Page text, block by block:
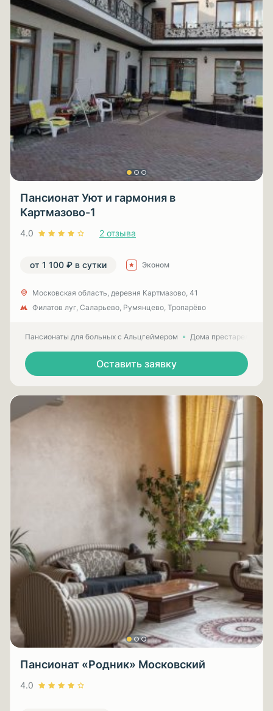
Пансионат Уют и гармония в
Картмазово-1
4.0 2 отзыва
от 1 100 ₽ в сутки Эконом
Московская область, деревня Картмазово, 41
Филатов луг, Саларьево, Румянцево, Тропарёво
Пансионаты для больных с Альцгеймером Дома престарелых
Оставить заявку
Пансионат «Родник» Московский
4.0